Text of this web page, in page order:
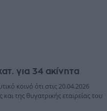
για 34 ακίνητα
κοινό ότι στις 20.04.2026
της θυγατρικής εταιρείας του